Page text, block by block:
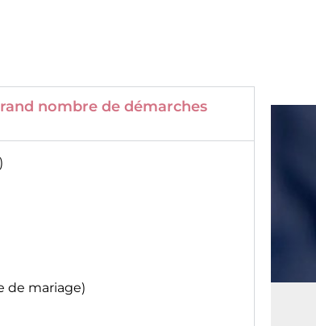
nombre de démarches
de mariage)